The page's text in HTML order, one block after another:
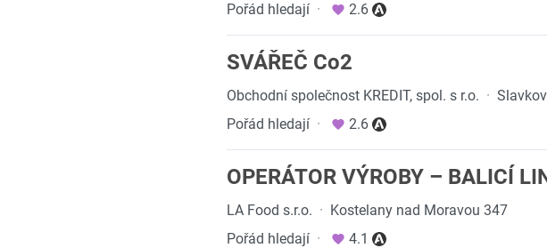
Pořád hledají · 2.6
SVÁŘEČ Co2
Obchodní společnost KREDIT, spol. s r.o. ·
Pořád hledají · 2.6
OPERÁTOR VÝROBY – BALICÍ
LA Food s.r.o. · Kostelany nad Moravou 347
Pořád hledají · 4.1